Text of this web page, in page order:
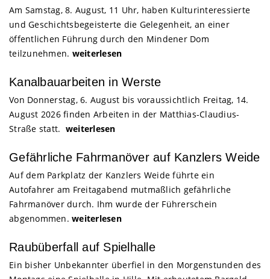
Am Samstag, 8. August, 11 Uhr, haben Kulturinteressierte
und Geschichtsbegeisterte die Gelegenheit, an einer
öffentlichen Führung durch den Mindener Dom
teilzunehmen. weiterlesen
Kanalbauarbeiten in Werste
Von Donnerstag, 6. August bis voraussichtlich Freitag, 14.
August 2026 finden Arbeiten in der Matthias-Claudius-
Straße statt. weiterlesen
Gefährliche Fahrmanöver auf Kanzlers Weide
Auf dem Parkplatz der Kanzlers Weide führte ein
Autofahrer am Freitagabend mutmaßlich gefährliche
Fahrmanöver durch. Ihm wurde der Führerschein
abgenommen. weiterlesen
Raubüberfall auf Spielhalle
Ein bisher Unbekannter überfiel in den Morgenstunden des